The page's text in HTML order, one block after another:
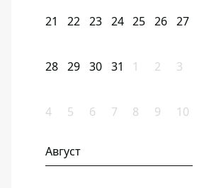
21 22 23 24 25 26 27
28 29 30 31 1 2 3
4 5 6 7 8 9 10
Август